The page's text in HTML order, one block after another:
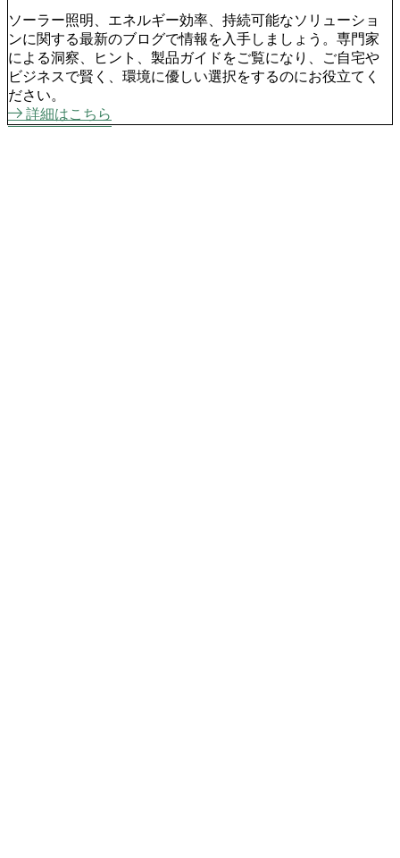
ソーラー照明、エネルギー効率、持続可能なソリューショ
ンに関する最新のブログで情報を入手しましょう。専門家
による洞察、ヒント、製品ガイドをご覧になり、ご自宅や
ビジネスで賢く、環境に優しい選択をするのにお役立てく
ださい。
詳細はこちら